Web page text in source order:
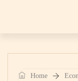
Home